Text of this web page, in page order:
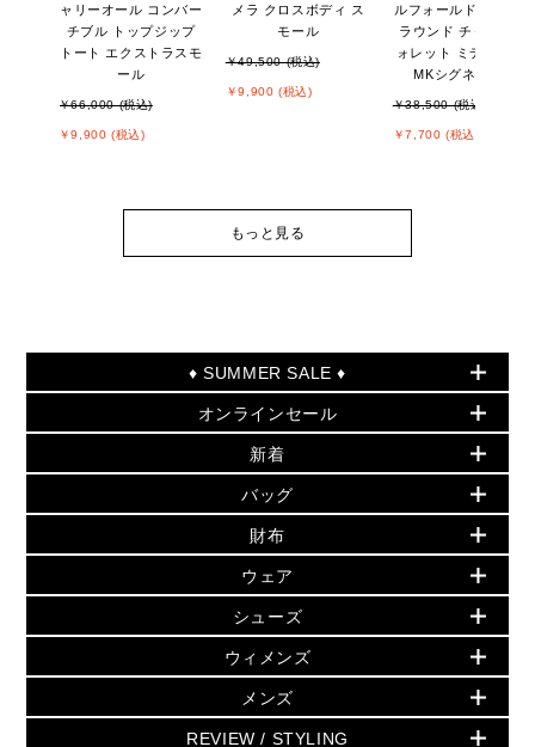
ャリーオール コンバー
チブル トップジップ
トート エクストラスモ
ール
￥66,000 (税込)
￥9,900 (税込)
メラ クロスボディ ス
モール
￥49,500 (税込)
￥9,900 (税込)
ルフォールド ジップ
ラウンド チャーム ウ
ォレット ミディアム -
MKシグネチャー
￥38,500 (税込)
￥7,700 (税込)
もっと見る
♦ SUMMER SALE ♦
セールおすすめアイテム
▶ ウィメンズ
バッグ
小物
シューズ・靴
ウェア
アクセサリー
時計
▶ メンズ
オンラインセール
PRODUCT OF THE MONTH - 今月の特別価格
再値下げアイテム
追加アイテム
▶ ウィメンズすべて(ウェア・シューズ除く)
バッグ
財布・小物
ウェア
シューズ
新着
初夏のスタイル
▶ すべて
▶ ウィメンズすべて
財布・小物
アクセサリー
フレグランス
シューズ
バッグ
人気の定番アイテム
日本限定 - バッグ
▶ ウィメンズすべて
トートバッグ
ショルダーバッグ
クロスボディ・斜め掛け
財布
日本限定 - 財布・小物
▶ ウィメンズすべて
GREENWICH
折り財布(二つ折り・三つ折り)
ウェア
▶ ウィメンズすべて
トップス
スカート・パンツ
シューズ
▶ ウィメンズすべて
サンダル
スニーカー
ウィメンズ
人気の定番アイテム
▶ ウィメンズすべて
メンズ
REVIEW / STYLING